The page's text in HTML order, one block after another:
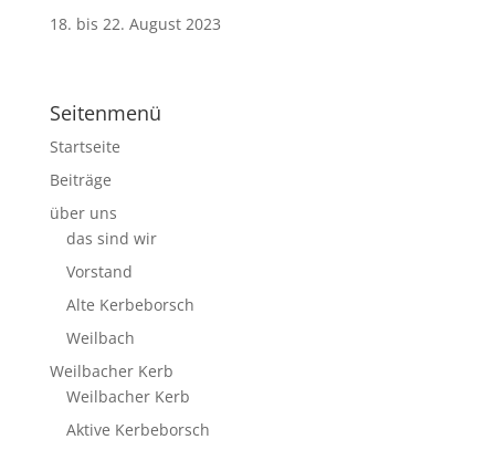
18. bis 22. August 2023
Seitenmenü
Startseite
Beiträge
über uns
das sind wir
Vorstand
Alte Kerbeborsch
Weilbach
Weilbacher Kerb
Weilbacher Kerb
Aktive Kerbeborsch